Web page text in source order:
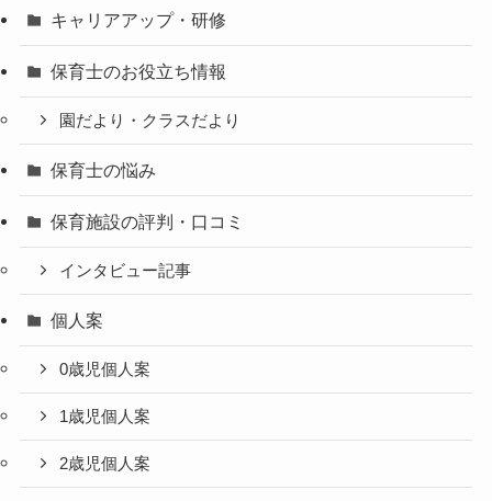
キャリアアップ・研修
保育士のお役立ち情報
園だより・クラスだより
保育士の悩み
保育施設の評判・口コミ
インタビュー記事
個人案
0歳児個人案
1歳児個人案
2歳児個人案